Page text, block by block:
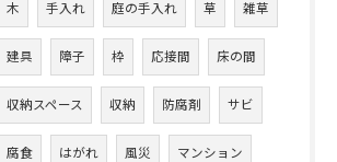
木 手入れ 庭の手入れ 草 雑草
建具 障子 枠 応接間 床の間
収納スペース 収納 防腐剤 サビ
腐食 はがれ 風災 マンション